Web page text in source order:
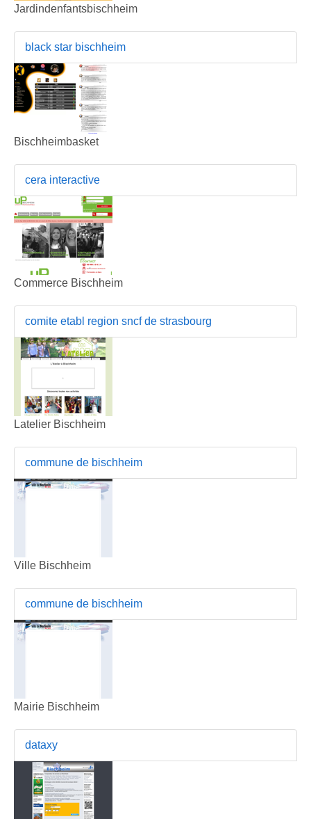
Jardindenfantsbischheim
black star bischheim
Bischheimbasket
cera interactive
Commerce Bischheim
comite etabl region sncf de strasbourg
Latelier Bischheim
commune de bischheim
Ville Bischheim
commune de bischheim
Mairie Bischheim
dataxy